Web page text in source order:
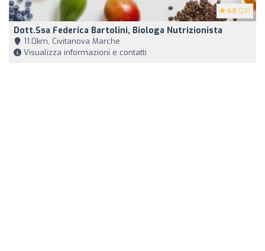
4.8 (23)
Dott.ssa Federica Bartolini, Biologa Nutrizionista
11,0km, Civitanova Marche
Visualizza informazioni e contatti